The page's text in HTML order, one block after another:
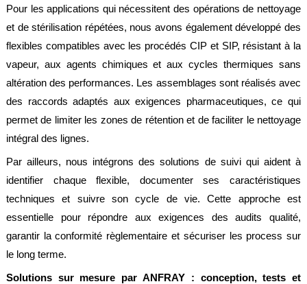
Pour les applications qui nécessitent des opérations de nettoyage
et de stérilisation répétées, nous avons également développé des
flexibles compatibles avec les procédés CIP et SIP, résistant à la
vapeur, aux agents chimiques et aux cycles thermiques sans
altération des performances. Les assemblages sont réalisés avec
des raccords adaptés aux exigences pharmaceutiques, ce qui
permet de limiter les zones de rétention et de faciliter le nettoyage
intégral des lignes.
Par ailleurs, nous intégrons des solutions de suivi qui aident à
identifier chaque flexible, documenter ses caractéristiques
techniques et suivre son cycle de vie. Cette approche est
essentielle pour répondre aux exigences des audits qualité,
garantir la conformité règlementaire et sécuriser les process sur
le long terme.
Solutions sur mesure par ANFRAY : conception, tests et